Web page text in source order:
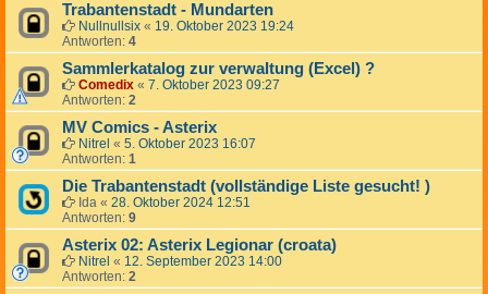
Trabantenstadt - Mundarten
Nullnullsix « 19. Oktober 2023 19:24
Antworten: 4
Sammlerkatalog zur verwaltung (Excel) ?
Comedix « 7. Oktober 2023 09:27
Antworten: 2
MV Comics - Asterix
Nitrel « 5. Oktober 2023 16:07
Antworten: 1
Die Trabantenstadt (vollständige Liste gesucht! )
Ida « 28. Oktober 2024 12:51
Antworten: 9
Asterix 02: Asterix Legionar (croata)
Nitrel « 12. September 2023 14:00
Antworten: 2